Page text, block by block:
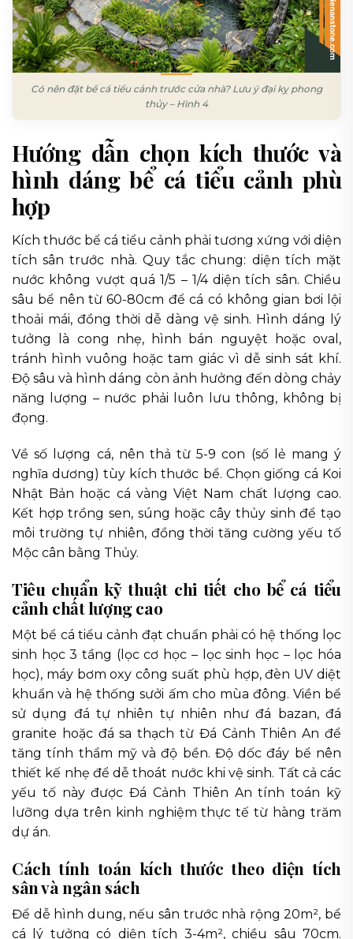
Có nên đặt bể cá tiểu cảnh trước cửa nhà? Lưu ý đại kỵ phong
thủy – Hình 4
Hướng dẫn chọn kích thước và
hình dáng bể cá tiểu cảnh phù
hợp
Kích thước bể cá tiểu cảnh phải tương xứng với diện
tích sân trước nhà. Quy tắc chung: diện tích mặt
nước không vượt quá 1/5 – 1/4 diện tích sân. Chiều
sâu bể nên từ 60-80cm để cá có không gian bơi lội
thoải mái, đồng thời dễ dàng vệ sinh. Hình dáng lý
tưởng là cong nhẹ, hình bán nguyệt hoặc oval,
tránh hình vuông hoặc tam giác vì dễ sinh sát khí.
Độ sâu và hình dáng còn ảnh hưởng đến dòng chảy
năng lượng – nước phải luôn lưu thông, không bị
đọng.
Về số lượng cá, nên thả từ 5-9 con (số lẻ mang ý
nghĩa dương) tùy kích thước bể. Chọn giống cá Koi
Nhật Bản hoặc cá vàng Việt Nam chất lượng cao.
Kết hợp trồng sen, súng hoặc cây thủy sinh để tạo
môi trường tự nhiên, đồng thời tăng cường yếu tố
Mộc cân bằng Thủy.
Tiêu chuẩn kỹ thuật chi tiết cho bể cá tiểu
cảnh chất lượng cao
Một bể cá tiểu cảnh đạt chuẩn phải có hệ thống lọc
sinh học 3 tầng (lọc cơ học – lọc sinh học – lọc hóa
học), máy bơm oxy công suất phù hợp, đèn UV diệt
khuẩn và hệ thống sưởi ấm cho mùa đông. Viền bể
sử dụng đá tự nhiên tự nhiên như đá bazan, đá
granite hoặc đá sa thạch từ Đá Cảnh Thiên An để
tăng tính thẩm mỹ và độ bền. Độ dốc đáy bể nên
thiết kế nhẹ để dễ thoát nước khi vệ sinh. Tất cả các
yếu tố này được Đá Cảnh Thiên An tính toán kỹ
lưỡng dựa trên kinh nghiệm thực tế từ hàng trăm
dự án.
Cách tính toán kích thước theo diện tích
sân và ngân sách
Để dễ hình dung, nếu sân trước nhà rộng 20m², bể
cá lý tưởng có diện tích 3-4m², chiều sâu 70cm.